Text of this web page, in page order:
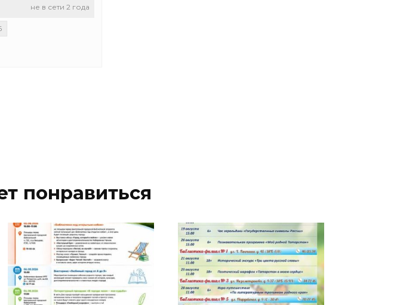
не в сети 2 года
понравиться